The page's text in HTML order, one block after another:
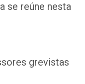
se reúne nesta
grevistas